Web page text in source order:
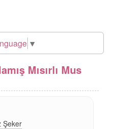
▼
Mısırlı Mus
Şeker